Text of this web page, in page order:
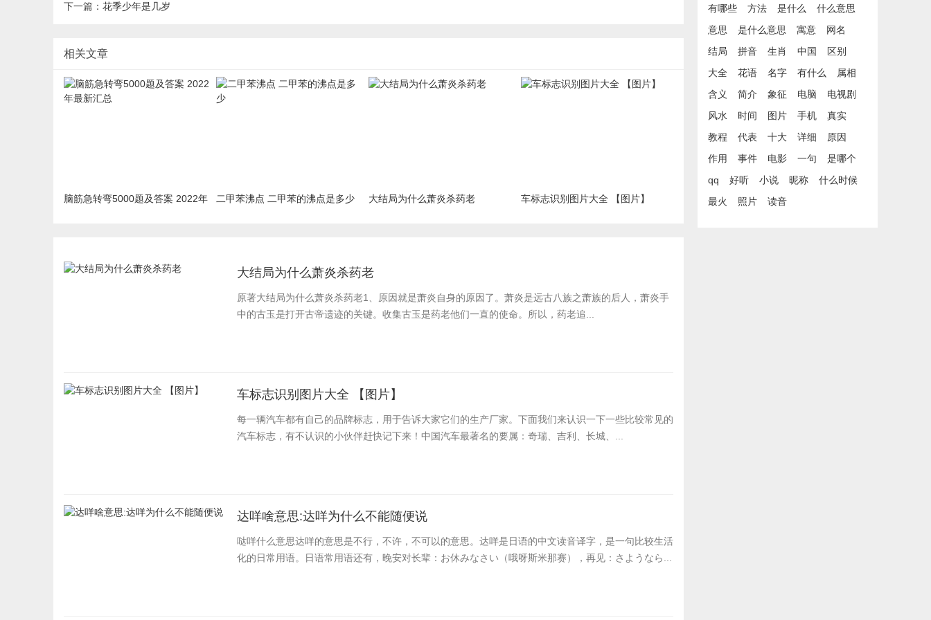
下一篇： 花季少年是几岁
相关文章
脑筋急转弯5000题及答案 2022年
二甲苯沸点 二甲苯的沸点是多少 大结局为什么萧炎杀药老 车标志识别图片大全 【图片】
大结局为什么萧炎杀药老
原著大结局为什么萧炎杀药老​1、原因就是萧炎自身的原因了。萧炎是远古八族之萧族的后人，萧炎手
中的古玉是打开古帝遗迹的关键。收集古玉是药老他们一直的使命。所以，药老追...
车标志识别图片大全 【图片】
每一辆汽车都有自己的品牌标志，用于告诉大家它们的生产厂家。下面我们来认识一下一些比较常见的
汽车标志，有不认识的小伙伴赶快记下来！中国汽车最著名的要属：奇瑞、吉利、长城、...
达咩啥意思:达咩为什么不能随便说
哒咩什么意思达咩的意思是不行，不许，不可以的意思。达咩是日语的中文读音译字，是一句比较生活
化的日常用语。日语常用语还有，晚安对长辈：お休みなさい（哦呀斯米那赛），再见：さようなら...
有哪些 方法 是什么
什么意思
意思
是什么意思 寓意
网名
结局
拼音 生肖 中国
区别
大全
花语 名字 有什么
属相
含义
简介 象征 电脑
电视剧
风水
时间 图片 手机
真实
教程
代表 十大 详细
原因
作用
事件 电影 一句
是哪个
qq
好听 小说 昵称
什么时候
最火
照片 读音